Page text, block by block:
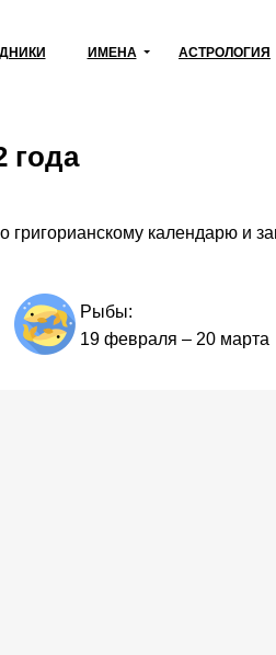
ИМЕНА АСТРОЛОГИЯ
года
календарю и
Рыбы:
19 февраля – 20 марта